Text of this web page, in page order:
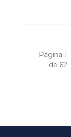
Página 1
de 62